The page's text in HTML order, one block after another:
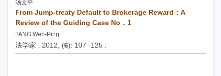
汤文平
From Jump-treaty Default to Brokerage Reward：A
Review of the Guiding Case No．1
TANG Wen-Ping
法学家 . 2012, (6): 107 -125 .